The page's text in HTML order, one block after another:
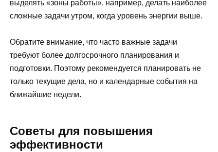
выделять «зоны работы», например, делать наиболее
сложные задачи утром, когда уровень энергии выше.
Обратите внимание, что часто важные задачи
требуют более долгосрочного планирования и
подготовки. Поэтому рекомендуется планировать не
только текущие дела, но и календарные события на
ближайшие недели.
Советы для повышения
эффективности